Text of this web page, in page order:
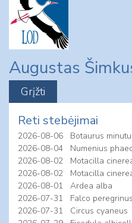
content
Augustas
Reti stebėjimai
2026-08-06
Botaurus
2026-08-04
Numenius
2026-08-02
Motacilla
2026-08-02
Motacilla
2026-08-01
Ardea alba
2026-07-31
Falco peregrinus
2026-07-31
Circus cyaneus